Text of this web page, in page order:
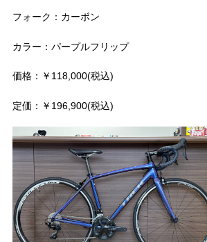
フォーク：カーボン
カラー：パープルフリップ
価格：￥118,000(税込)
定価：￥196,900(税込)